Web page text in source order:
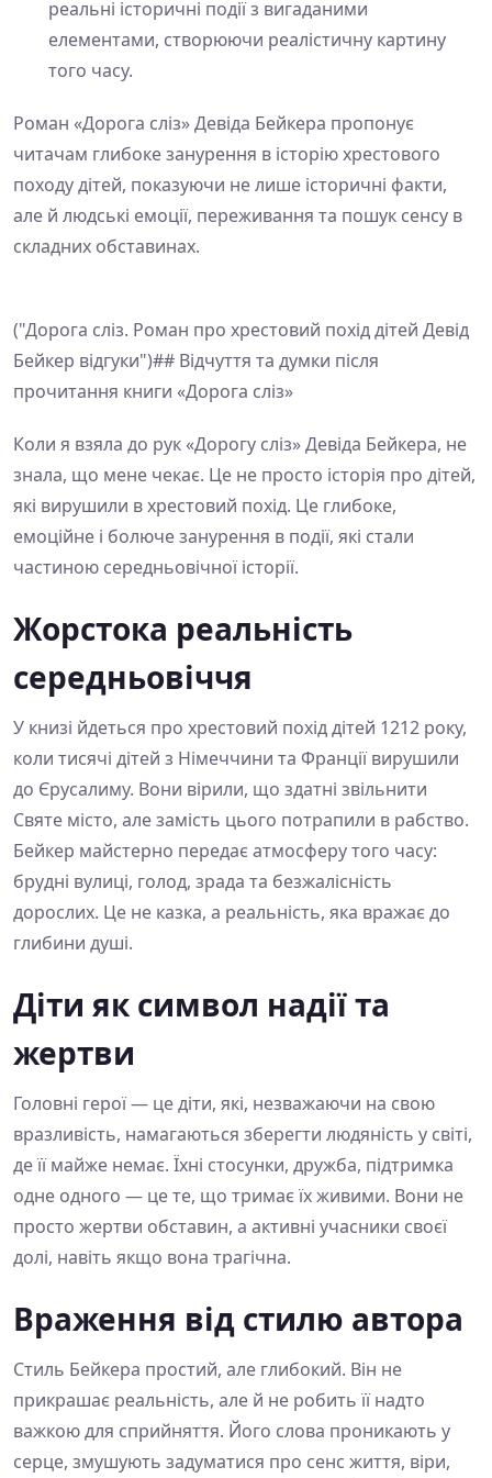
реальні історичні події з вигаданими
елементами, створюючи реалістичну картину
того часу.
Роман «Дорога сліз» Девіда Бейкера пропонує
читачам глибоке занурення в історію хрестового
походу дітей, показуючи не лише історичні факти,
але й людські емоції, переживання та пошук сенсу в
складних обставинах.
("Дорога сліз. Роман про хрестовий похід дітей Девід
Бейкер відгуки")## Відчуття та думки після
прочитання книги «Дорога сліз»
Коли я взяла до рук «Дорогу сліз» Девіда Бейкера, не
знала, що мене чекає. Це не просто історія про дітей,
які вирушили в хрестовий похід. Це глибоке,
емоційне і болюче занурення в події, які стали
частиною середньовічної історії.
Жорстока реальність
середньовіччя
У книзі йдеться про хрестовий похід дітей 1212 року,
коли тисячі дітей з Німеччини та Франції вирушили
до Єрусалиму. Вони вірили, що здатні звільнити
Святе місто, але замість цього потрапили в рабство.
Бейкер майстерно передає атмосферу того часу:
брудні вулиці, голод, зрада та безжалісність
дорослих. Це не казка, а реальність, яка вражає до
глибини душі.
Діти як символ надії та
жертви
Головні герої — це діти, які, незважаючи на свою
вразливість, намагаються зберегти людяність у світі,
де її майже немає. Їхні стосунки, дружба, підтримка
одне одного — це те, що тримає їх живими. Вони не
просто жертви обставин, а активні учасники своєї
долі, навіть якщо вона трагічна.
Враження від стилю автора
Стиль Бейкера простий, але глибокий. Він не
прикрашає реальність, але й не робить її надто
важкою для сприйняття. Його слова проникають у
серце, змушують задуматися про сенс життя, віри,